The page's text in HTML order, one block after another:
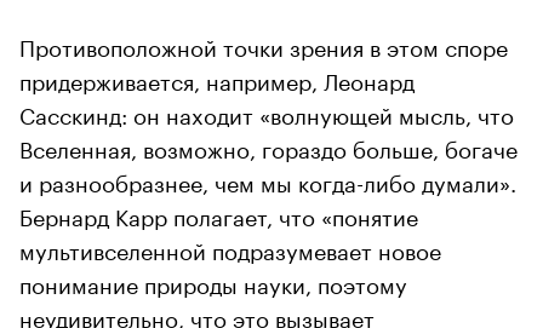
Противоположной точки зрения в этом споре
придерживается, например, Леонард
Сасскинд: он находит «волнующей мысль, что
Вселенная, возможно, гораздо больше, богаче
и разнообразнее, чем мы когда-либо думали».
Бернард Карр полагает, что «понятие
мультивселенной подразумевает новое
понимание природы науки, поэтому
неудивительно, что это вызывает